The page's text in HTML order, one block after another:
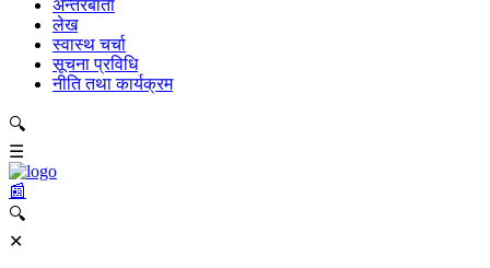
अन्तरबार्ता
लेख
स्वास्थ चर्चा
सूचना प्रविधि
नीति तथा कार्यक्रम
🔍
☰
📰
🔍
✕